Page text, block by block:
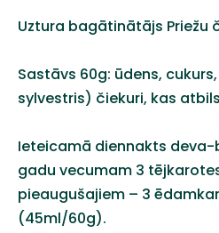
Uztura bagātinātājs Priežu
Sastāvs 60g: ūdens,
sylvestris) čiekuri, kas
Ieteicamā diennakts deva-
gadu vecumam 3
pieaugušajiem – 3
(45ml/60g).